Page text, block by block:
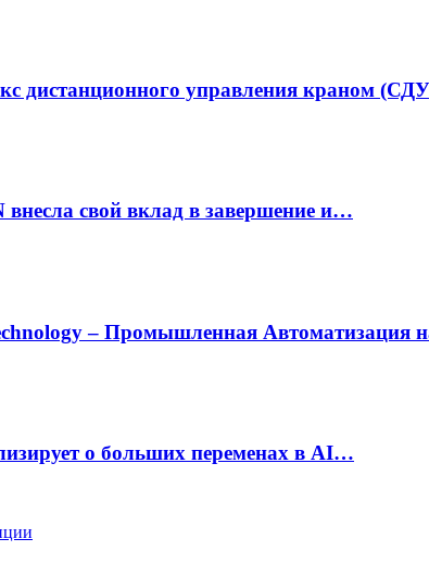
дистанционного управления краном
свой вклад в завершение и…
– Промышленная Автоматизация
о больших переменах в AI…